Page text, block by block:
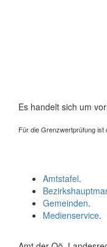
Es handelt sich um
Für die Grenzwertprüfung ist
Amtstafel.
Gemeinden.
Medienservice.